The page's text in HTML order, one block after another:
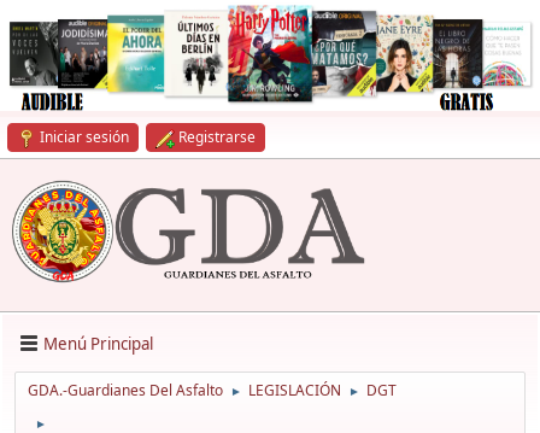
Iniciar sesión Registrarse
Menú Principal
GDA.-Guardianes Del Asfalto ► LEGISLACIÓN ► DGT
►